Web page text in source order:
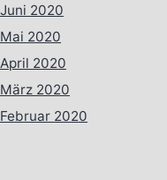
Juni 2020
Mai 2020
April 2020
März 2020
Februar 2020